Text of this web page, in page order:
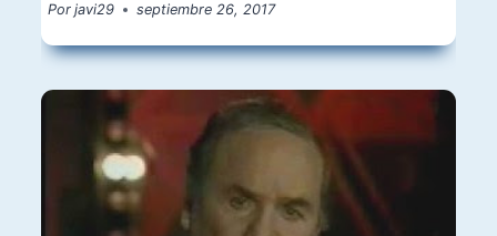
Por javi29 septiembre 26, 2017